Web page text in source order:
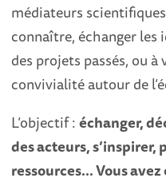
médiateurs
connaître, échanger les
des projets passés, ou
convivialité autour de
L’objectif :échanger,
des acteurs, s’inspirer,
ressources… Vous